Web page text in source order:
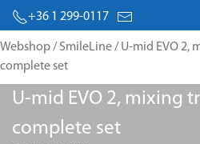
+36 1 299-0117
Webshop/ SmileLine/ U-mid EVO 2,
complete set
U-mid EVO 2, mixing
complete set